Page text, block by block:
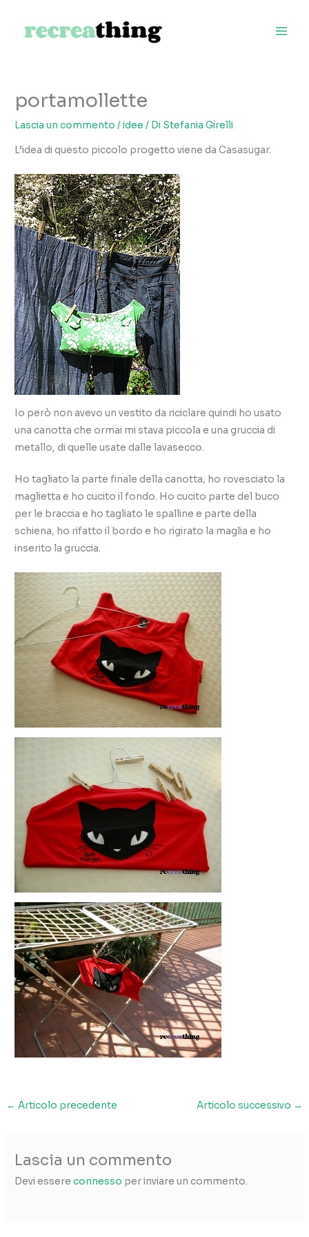
portamollette
Lascia un commento /idee / Di Stefania Girelli
L’idea di questo piccolo progetto viene da Casasugar.
Io però non avevo un vestito da riciclare quindi ho usato
una canotta che ormai mi stava piccola e una gruccia di
metallo, di quelle usate dalle lavasecco.
Ho tagliato la parte finale della canotta, ho rovesciato la
maglietta e ho cucito il fondo. Ho cucito parte del buco
per le braccia e ho tagliato le spalline e parte della
schiena, ho rifatto il bordo e ho rigirato la maglia e ho
inserito la gruccia.
← Articolo precedente Articolo successivo →
Lascia un commento
Devi essereconnesso per inviare un commento.